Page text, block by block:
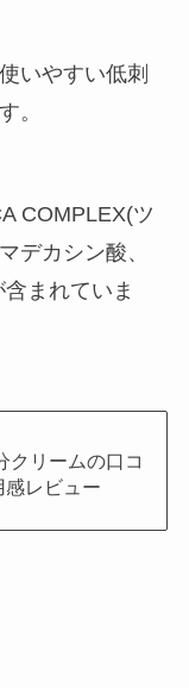
いやすい低刺
。
COMPLEX(ツ
デカシン酸、
まれていま
クリームの口コ
感レビュー